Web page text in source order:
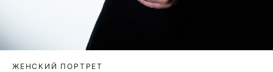
ЖЕНСКИЙ ПОРТРЕТ